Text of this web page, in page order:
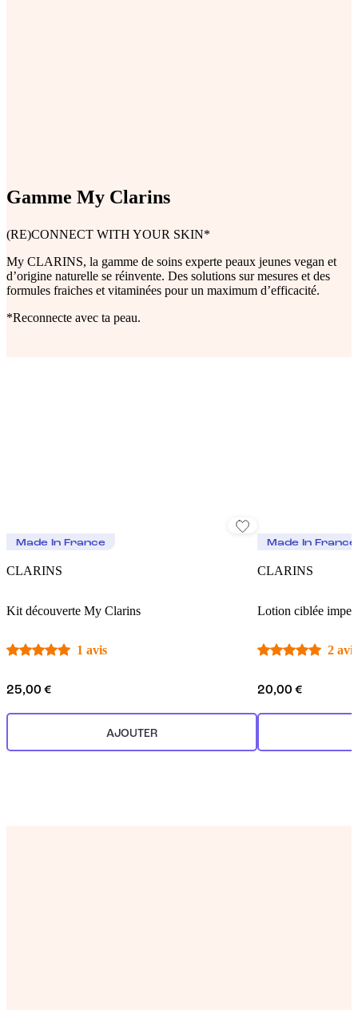
Gamme My Clarins
(RE)CONNECT WITH YOUR SKIN*
My CLARINS, la gamme de soins experte peaux jeunes vegan et
d’origine naturelle se réinvente. Des solutions sur mesures et des
formules fraiches et vitaminées pour un maximum d’efficacité.
*Reconnecte avec ta peau.
Made In France
CLARINS
Kit découverte My Clarins
1 avis
25,00 €
AJOUTER
Made In France
CLARINS
Lotion ciblée
2 avis
20,00 €